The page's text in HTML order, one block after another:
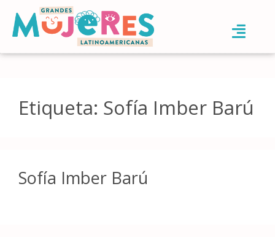
Etiqueta: Sofía Imber Barú
Sofía Imber Barú